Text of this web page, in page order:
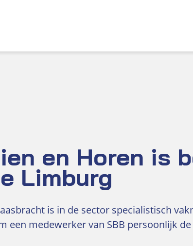
en Horen is
Limburg
is in de sector specialistisch
een medewerker van SBB persoonlijk